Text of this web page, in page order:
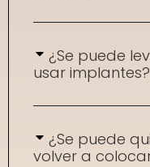
¿Se puede
usar implantes?
¿Se puede
volver a